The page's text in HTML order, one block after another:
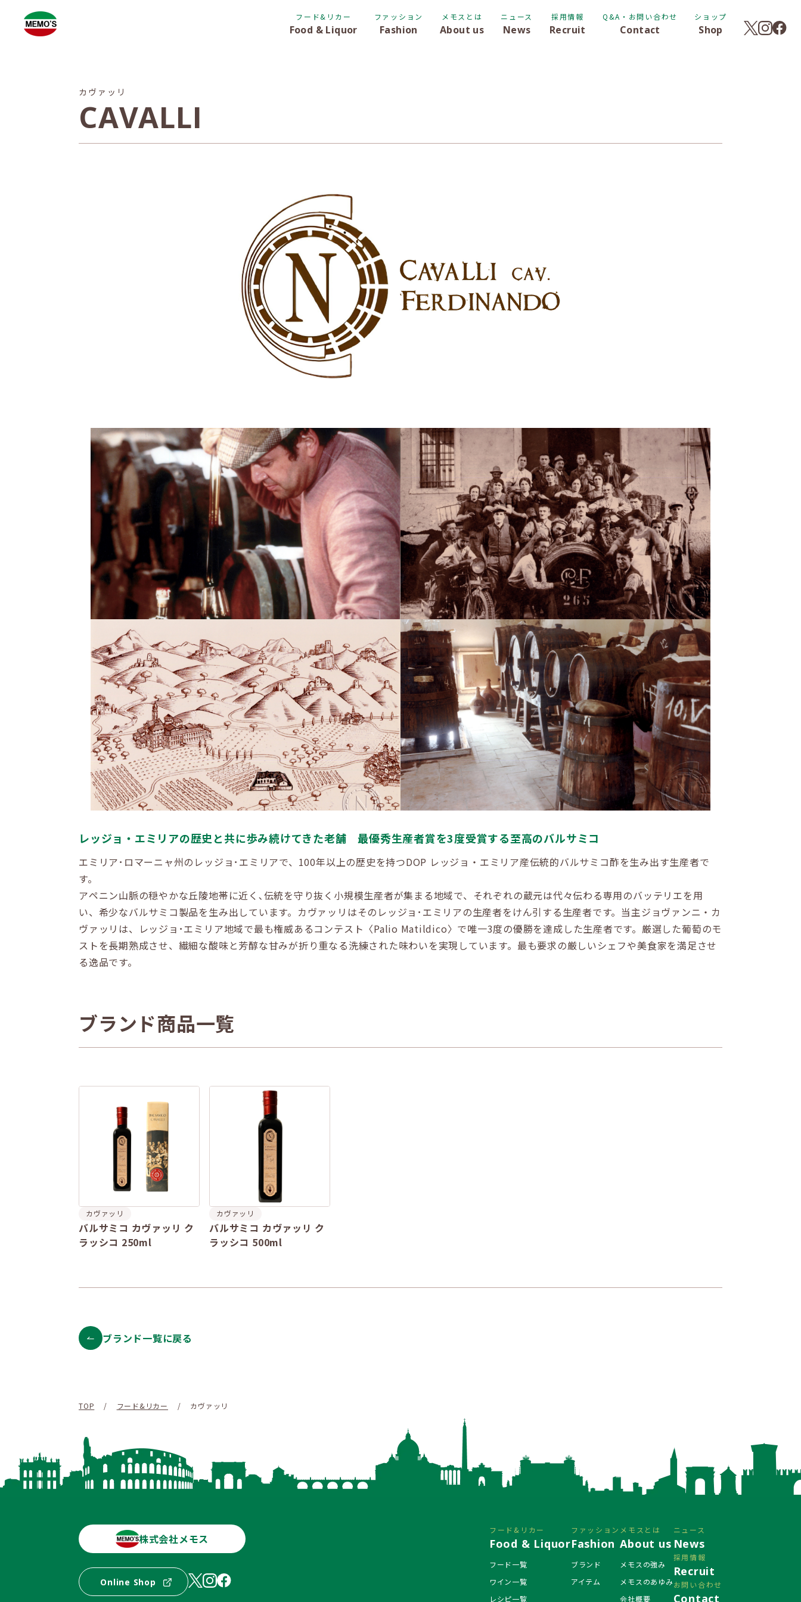
フード&リカー
Food & Liquor
ファッション
Fashion
メモスとは
About us
ニュース
News
採用情報
Recruit
Q&A・お問い合わせ
Contact
ショップ
Shop
カヴァッリ
CAVALLI
レッジョ・エミリアの歴史と共に歩み続けてきた老舗 最優秀生産者賞を3度受賞する至高のバルサミコ
エミリア･ロマーニャ州のレッジョ･エミリアで、100年以上の歴史を持つDOP レッジョ・エミリア産伝統的バルサミコ酢を生み出す生産者で
す。
アペニン山脈の穏やかな丘陵地帯に近く､伝統を守り抜く小規模生産者が集まる地域で、それぞれの蔵元は代々伝わる専用のバッテリエを用
い、希少なバルサミコ製品を生み出しています。カヴァッリはそのレッジョ･エミリアの生産者をけん引する生産者です。当主ジョヴァンニ・カ
ヴァッリは、レッジョ･エミリア地域で最も権威あるコンテスト〈Palio Matildico〉で唯一3度の優勝を達成した生産者です。厳選した葡萄のモ
ストを長期熟成させ、繊細な酸味と芳醇な甘みが折り重なる洗練された味わいを実現しています。最も要求の厳しいシェフや美食家を満足させ
る逸品です。
ブランド商品一覧
カヴァッリ
バルサミコ カヴァッリ ク
ラッシコ 250ml
カヴァッリ
バルサミコ カヴァッリ ク
ラッシコ 500ml
ブランド一覧に戻る
TOP / フード&リカー / カヴァッリ
株式会社メモス
Online Shop
フード&リカー
Food & Liquor
フード一覧
ワイン一覧
レシピ一覧
ファッション
Fashion
ブランド
アイテム
メモスとは
About us
メモスの強み
メモスのあゆみ
会社概要
ニュース
News
採用情報
Recruit
お問い合わせ
Contact